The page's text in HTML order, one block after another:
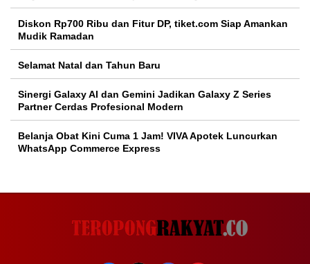
Diskon Rp700 Ribu dan Fitur DP, tiket.com Siap Amankan
Mudik Ramadan
Selamat Natal dan Tahun Baru
Sinergi Galaxy AI dan Gemini Jadikan Galaxy Z Series
Partner Cerdas Profesional Modern
Belanja Obat Kini Cuma 1 Jam! VIVA Apotek Luncurkan
WhatsApp Commerce Express